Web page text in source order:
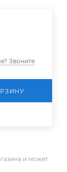
Звоните
и может